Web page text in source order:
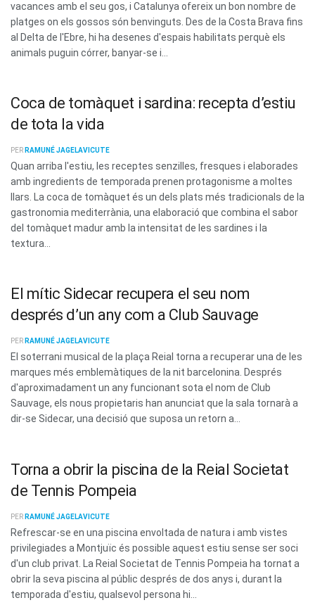
vacances amb el seu gos, i Catalunya ofereix un bon nombre de
platges on els gossos són benvinguts. Des de la Costa Brava fins
al Delta de l'Ebre, hi ha desenes d'espais habilitats perquè els
animals puguin córrer, banyar-se i...
Coca de tomàquet i sardina: recepta d’estiu
de tota la vida
PER RAMUNÉ JAGELAVICUTE
Quan arriba l'estiu, les receptes senzilles, fresques i elaborades
amb ingredients de temporada prenen protagonisme a moltes
llars. La coca de tomàquet és un dels plats més tradicionals de la
gastronomia mediterrània, una elaboració que combina el sabor
del tomàquet madur amb la intensitat de les sardines i la
textura...
El mític Sidecar recupera el seu nom
després d’un any com a Club Sauvage
PER RAMUNÉ JAGELAVICUTE
El soterrani musical de la plaça Reial torna a recuperar una de les
marques més emblemàtiques de la nit barcelonina. Després
d'aproximadament un any funcionant sota el nom de Club
Sauvage, els nous propietaris han anunciat que la sala tornarà a
dir-se Sidecar, una decisió que suposa un retorn a...
Torna a obrir la piscina de la Reial Societat
de Tennis Pompeia
PER RAMUNÉ JAGELAVICUTE
Refrescar-se en una piscina envoltada de natura i amb vistes
privilegiades a Montjuïc és possible aquest estiu sense ser soci
d'un club privat. La Reial Societat de Tennis Pompeia ha tornat a
obrir la seva piscina al públic després de dos anys i, durant la
temporada d'estiu, qualsevol persona hi...